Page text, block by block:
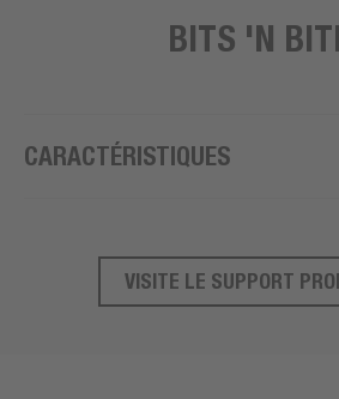
BITS 'N
CARACTÉRISTIQUES
SUPPORT PRODUIT
VISITE LE SUPPORT